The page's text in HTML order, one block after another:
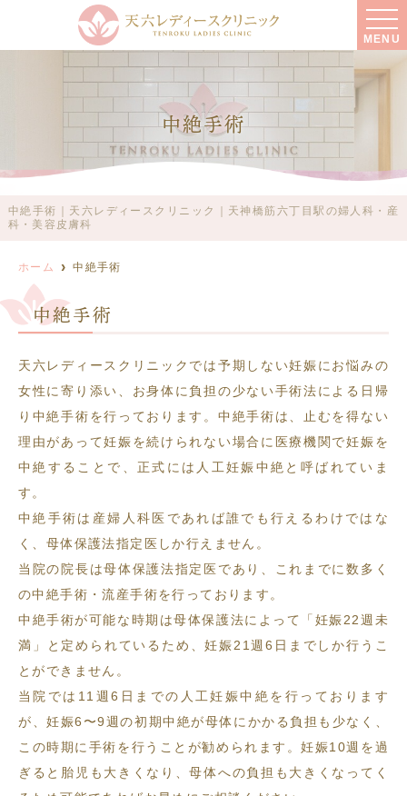
MENU
中絶手術
中絶手術｜天六レディースクリニック｜天神橋筋六丁目駅の婦人科・産
科・美容皮膚科
ホーム 中絶手術
中絶手術
天六レディースクリニックでは予期しない妊娠にお悩みの
女性に寄り添い、お身体に負担の少ない手術法による日帰
り中絶手術を行っております。中絶手術は、止むを得ない
理由があって妊娠を続けられない場合に医療機関で妊娠を
中絶することで、正式には人工妊娠中絶と呼ばれていま
す。
中絶手術は産婦人科医であれば誰でも行えるわけではな
く、母体保護法指定医しか行えません。
当院の院長は母体保護法指定医であり、これまでに数多く
の中絶手術・流産手術を行っております。
中絶手術が可能な時期は母体保護法によって「妊娠22週未
満」と定められているため、妊娠21週6日までしか行うこ
とができません。
当院では11週6日までの人工妊娠中絶を行っております
が、妊娠6〜9週の初期中絶が母体にかかる負担も少なく、
この時期に手術を行うことが勧められます。妊娠10週を過
ぎると胎児も大きくなり、母体への負担も大きくなってく